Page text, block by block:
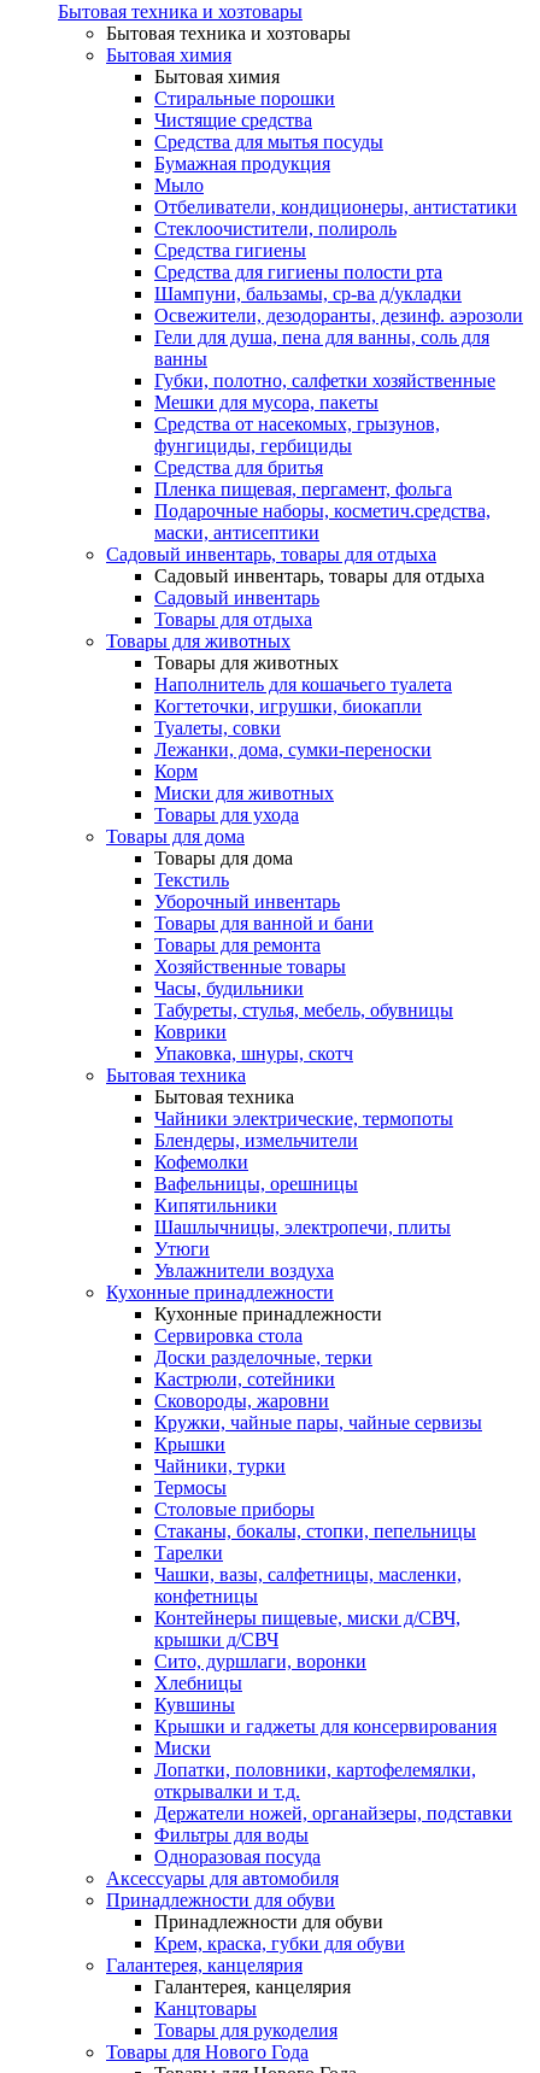
Бытовая техника и хозтовары
Бытовая техника и хозтовары
Бытовая химия
Бытовая химия
Стиральные порошки
Чистящие средства
Средства для мытья посуды
Бумажная продукция
Мыло
Отбеливатели, кондиционеры, антистатики
Стеклоочистители, полироль
Средства гигиены
Средства для гигиены полости рта
Шампуни, бальзамы, ср-ва д/укладки
Освежители, дезодоранты, дезинф. аэрозоли
Гели для душа, пена для ванны, соль для
ванны
Губки, полотно, салфетки хозяйственные
Мешки для мусора, пакеты
Средства от насекомых, грызунов,
фунгициды, гербициды
Средства для бритья
Пленка пищевая, пергамент, фольга
Подарочные наборы, косметич.средства,
маски, антисептики
Садовый инвентарь, товары для отдыха
Садовый инвентарь, товары для отдыха
Садовый инвентарь
Товары для отдыха
Товары для животных
Товары для животных
Наполнитель для кошачьего туалета
Когтеточки, игрушки, биокапли
Туалеты, совки
Лежанки, дома, сумки-переноски
Корм
Миски для животных
Товары для ухода
Товары для дома
Товары для дома
Текстиль
Уборочный инвентарь
Товары для ванной и бани
Товары для ремонта
Хозяйственные товары
Часы, будильники
Табуреты, стулья, мебель, обувницы
Коврики
Упаковка, шнуры, скотч
Бытовая техника
Бытовая техника
Чайники электрические, термопоты
Блендеры, измельчители
Кофемолки
Вафельницы, орешницы
Кипятильники
Шашлычницы, электропечи, плиты
Утюги
Увлажнители воздуха
Кухонные принадлежности
Кухонные принадлежности
Сервировка стола
Доски разделочные, терки
Кастрюли, сотейники
Сковороды, жаровни
Кружки, чайные пары, чайные сервизы
Крышки
Чайники, турки
Термосы
Столовые приборы
Стаканы, бокалы, стопки, пепельницы
Тарелки
Чашки, вазы, салфетницы, масленки,
конфетницы
Контейнеры пищевые, миски д/СВЧ,
крышки д/СВЧ
Сито, дуршлаги, воронки
Хлебницы
Кувшины
Крышки и гаджеты для консервирования
Миски
Лопатки, половники, картофелемялки,
открывалки и т.д.
Держатели ножей, органайзеры, подставки
Фильтры для воды
Одноразовая посуда
Аксессуары для автомобиля
Принадлежности для обуви
Принадлежности для обуви
Крем, краска, губки для обуви
Галантерея, канцелярия
Галантерея, канцелярия
Канцтовары
Товары для рукоделия
Товары для Нового Года